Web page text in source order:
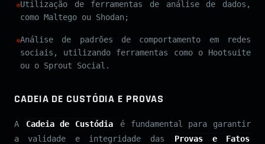
Utilização de ferramentas de análise de dados,
como Maltego ou Shodan;
Análise de padrões de comportamento em redes
sociais, utilizando ferramentas como o Hootsuite
ou o Sprout Social.
CADEIA DE CUSTÓDIA E PROVAS
A Cadeia de Custódia
é fundamental para garantir
a validade e integridade das
Provas e Fatos